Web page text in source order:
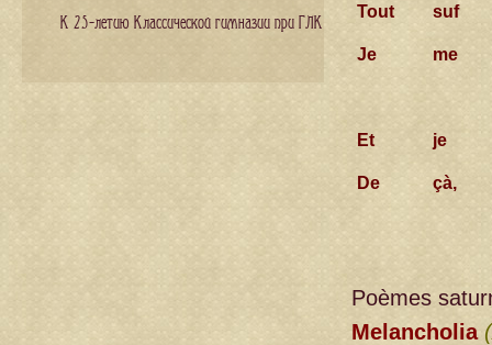
Tout suf
Je me
Et je
De çà,
Poèmes
Melancholia
К 25-летию Классической гимназии при ГЛК